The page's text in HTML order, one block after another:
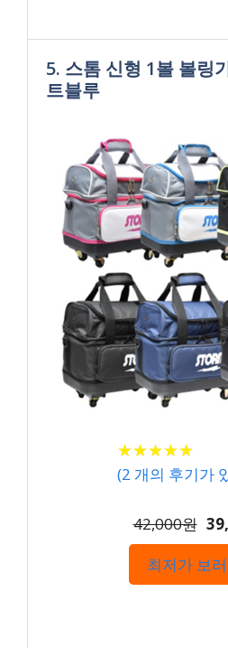
5. 스톰 신형 1볼 볼링
트블루
★★★★★
★★★★★
(2 개의 후기가
42,000원
최저가 보